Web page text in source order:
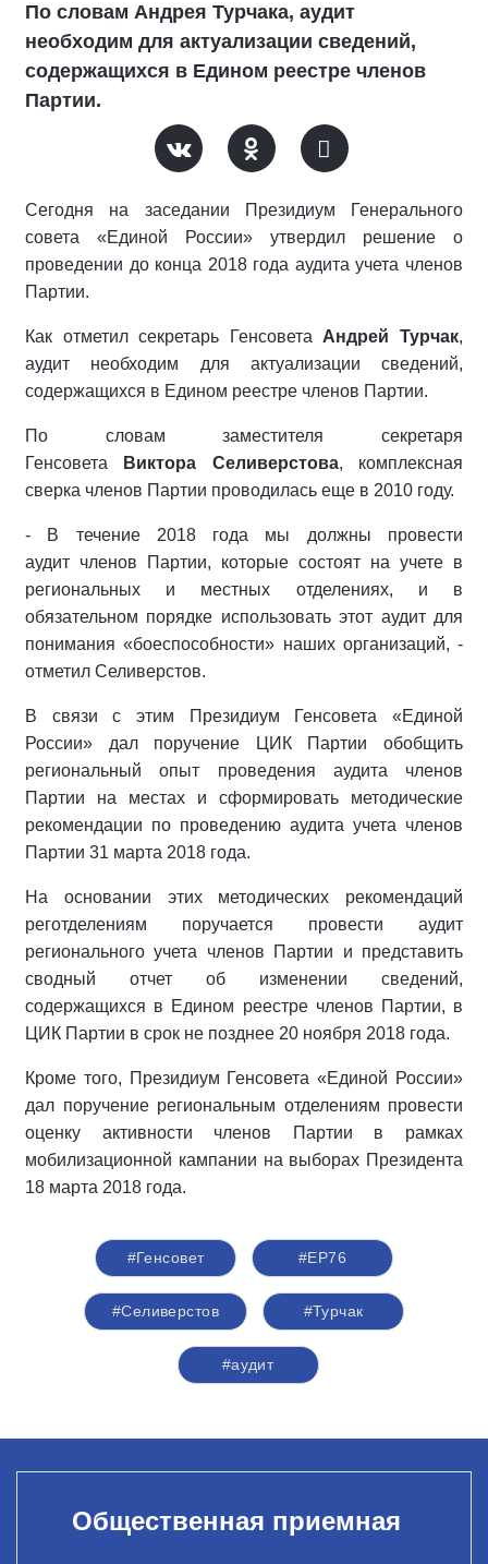
По словам Андрея Турчака, аудит
необходим для актуализации сведений,
содержащихся в Едином реестре членов
Партии.
Сегодня на заседании Президиум Генерального
совета «Единой России» утвердил решение о
проведении до конца 2018 года аудита учета членов
Партии.
Как отметил секретарь Генсовета Андрей Турчак,
аудит необходим для актуализации сведений,
содержащихся в Едином реестре членов Партии.
По словам заместителя секретаря
Генсовета
Виктора Селиверстова, комплексная
сверка членов Партии проводилась еще в 2010 году.
- В течение 2018 года мы должны провести
аудит членов Партии, которые состоят на учете в
региональных и местных отделениях, и в
обязательном порядке использовать этот аудит для
понимания «боеспособности» наших организаций, -
отметил Селиверстов.
В связи с этим Президиум Генсовета «Единой
России» дал поручение ЦИК Партии обобщить
региональный опыт проведения аудита членов
Партии на местах и сформировать методические
рекомендации по проведению аудита учета членов
Партии 31 марта 2018 года.
На основании этих методических рекомендаций
реготделениям поручается провести аудит
регионального учета членов Партии и представить
сводный отчет об изменении сведений,
содержащихся в Едином реестре членов Партии, в
ЦИК Партии в срок не позднее 20 ноября 2018 года.
Кроме того, Президиум Генсовета «Единой России»
дал поручение региональным отделениям провести
оценку активности членов Партии в рамках
мобилизационной кампании на выборах Президента
18 марта 2018 года.
#Генсовет #ЕР76
#Селиверстов #Турчак
#аудит
Общественная приемная